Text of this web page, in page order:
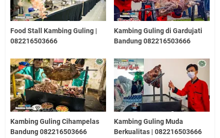
Food Stall Kambing Guling |
082216503666
Kambing Guling di Gardujati
Bandung 082216503666
Kambing Guling Cihampelas
Bandung 082216503666
Kambing Guling Muda
Berkualitas | 082216503666